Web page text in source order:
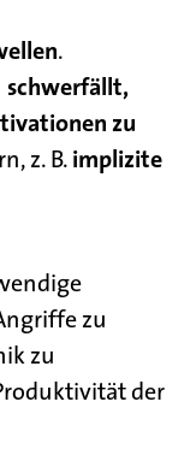
.
schwerfällt,
zu
z. B.implizite
zu
zu
der